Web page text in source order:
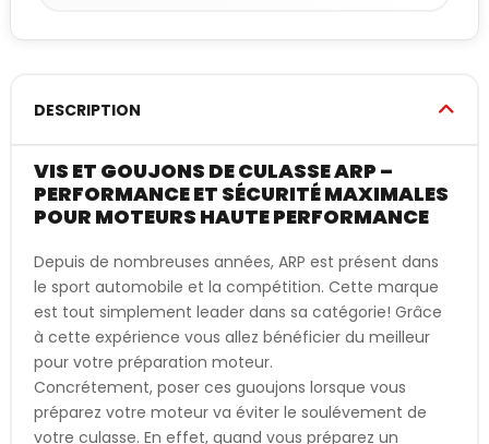
DESCRIPTION
VIS ET GOUJONS DE CULASSE ARP –
PERFORMANCE ET SÉCURITÉ MAXIMALES
POUR MOTEURS HAUTE PERFORMANCE
Depuis de nombreuses années, ARP est présent dans
le sport automobile et la compétition. Cette marque
est tout simplement leader dans sa catégorie! Grâce
à cette expérience vous allez bénéficier du meilleur
pour votre préparation moteur.
Concrétement, poser ces guoujons lorsque vous
préparez votre moteur va éviter le soulévement de
votre culasse. En effet, quand vous préparez un